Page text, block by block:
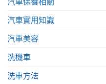
汽車實用知識
汽車美容
洗機車
洗車方法